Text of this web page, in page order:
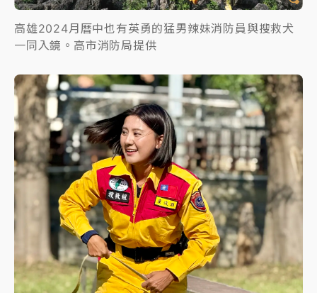
高雄2024月曆中也有英勇的猛男辣妹消防員與搜救犬
一同入鏡。高市消防局提供